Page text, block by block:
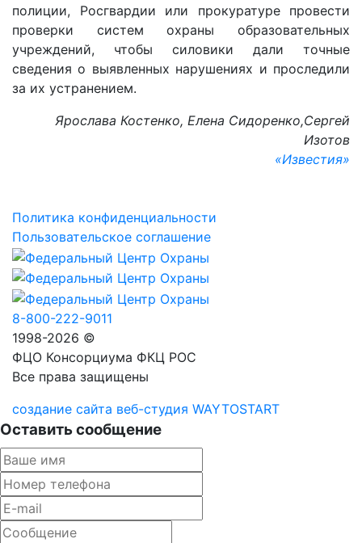
полиции, Росгвардии или прокуратуре провести
проверки систем охраны образовательных
учреждений, чтобы силовики дали точные
сведения о выявленных нарушениях и проследили
за их устранением.
Ярослава Костенко, Елена Сидоренко,Сергей
Изотов
«Известия»
Политика конфиденциальности
Пользовательское соглашение
8-800-222-9011
1998-2026 ©
ФЦО Консорциума ФКЦ РОС
Все права защищены
создание сайта веб-студия WAYTOSTART
Оставить сообщение